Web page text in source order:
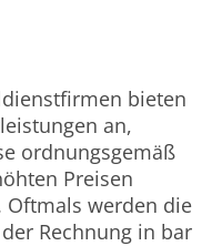
bieten
an,
ordnungsgemäß
Preisen
Oftmals werden die
Rechnung in bar